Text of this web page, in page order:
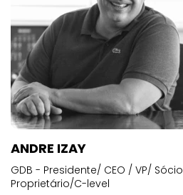
ANDRE IZAY
GDB - Presidente/ CEO / VP/ Sócio
Proprietário/C-level